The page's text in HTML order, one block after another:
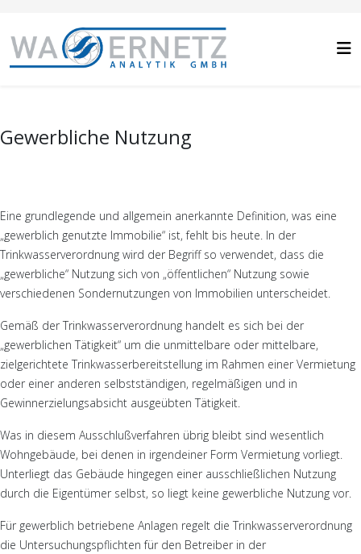
Gewerbliche Nutzung
Eine grundlegende und allgemein anerkannte Definition, was eine
„gewerblich genutzte Immobilie“ ist, fehlt bis heute. In der
Trinkwasserverordnung wird der Begriff so verwendet, dass die
„gewerbliche“ Nutzung sich von „öffentlichen“ Nutzung sowie
verschiedenen Sondernutzungen von Immobilien unterscheidet.
Gemäß der Trinkwasserverordnung handelt es sich bei der
„gewerblichen Tätigkeit“ um die unmittelbare oder mittelbare,
zielgerichtete Trinkwasserbereitstellung im Rahmen einer Vermietung
oder einer anderen selbstständigen, regelmäßigen und in
Gewinnerzielungsabsicht ausgeübten Tätigkeit.
Was in diesem Ausschlußverfahren übrig bleibt sind wesentlich
Wohngebäude, bei denen in irgendeiner Form Vermietung vorliegt.
Unterliegt das Gebäude hingegen einer ausschließlichen Nutzung
durch die Eigentümer selbst, so liegt keine gewerbliche Nutzung vor.
Für gewerblich betriebene Anlagen regelt die Trinkwasserverordnung
die Untersuchungspflichten für den Betreiber in der